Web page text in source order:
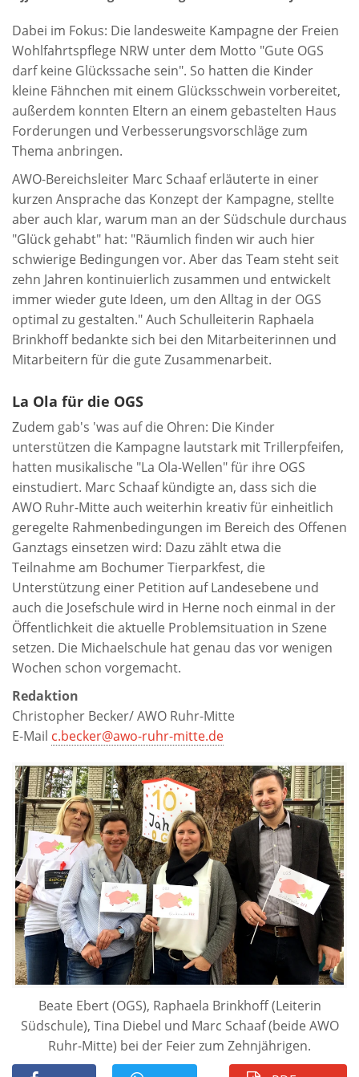
Dabei im Fokus: Die landesweite Kampagne der Freien
Wohlfahrtspflege NRW unter dem Motto "Gute OGS
darf keine Glückssache sein". So hatten die Kinder
kleine Fähnchen mit einem Glücksschwein vorbereitet,
außerdem konnten Eltern an einem gebastelten Haus
Forderungen und Verbesserungsvorschläge zum
Thema anbringen.
AWO-Bereichsleiter Marc Schaaf erläuterte in einer
kurzen Ansprache das Konzept der Kampagne, stellte
aber auch klar, warum man an der Südschule durchaus
"Glück gehabt" hat: "Räumlich finden wir auch hier
schwierige Bedingungen vor. Aber das Team steht seit
zehn Jahren kontinuierlich zusammen und entwickelt
immer wieder gute Ideen, um den Alltag in der OGS
optimal zu gestalten." Auch Schulleiterin Raphaela
Brinkhoff bedankte sich bei den Mitarbeiterinnen und
Mitarbeitern für die gute Zusammenarbeit.
La Ola für die OGS
Zudem gab's 'was auf die Ohren: Die Kinder
unterstützen die Kampagne lautstark mit Trillerpfeifen,
hatten musikalische "La Ola-Wellen" für ihre OGS
einstudiert. Marc Schaaf kündigte an, dass sich die
AWO Ruhr-Mitte auch weiterhin kreativ für einheitlich
geregelte Rahmenbedingungen im Bereich des Offenen
Ganztags einsetzen wird: Dazu zählt etwa die
Teilnahme am Bochumer Tierparkfest, die
Unterstützung einer Petition auf Landesebene und
auch die Josefschule wird in Herne noch einmal in der
Öffentlichkeit die aktuelle Problemsituation in Szene
setzen. Die Michaelschule hat genau das vor wenigen
Wochen schon vorgemacht.
Redaktion
Christopher Becker/ AWO Ruhr-Mitte
E-Mail c.becker@awo-ruhr-mitte.de
Beate Ebert (OGS), Raphaela Brinkhoff (Leiterin
Südschule), Tina Diebel und Marc Schaaf (beide AWO
Ruhr-Mitte) bei der Feier zum Zehnjährigen.